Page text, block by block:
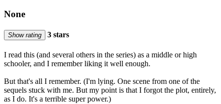
None
Show rating 3 stars
I read this (and several others in the series) as a middle or high
schooler, and I remember liking it well enough.
But that's all I remember. (I'm lying. One scene from one of the
sequels stuck with me. But my point is that I forgot the plot, entirely,
as I do. It's a terrible super power.)